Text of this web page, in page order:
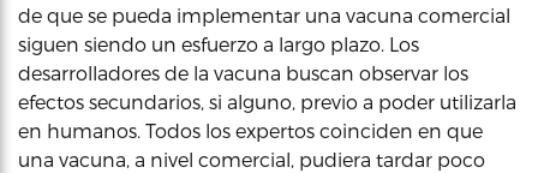
de que se pueda implementar una vacuna comercial
siguen siendo un esfuerzo a largo plazo. Los
desarrolladores de la vacuna buscan observar los
efectos secundarios, si alguno, previo a poder utilizarla
en humanos. Todos los expertos coinciden en que
una vacuna, a nivel comercial, pudiera tardar poco